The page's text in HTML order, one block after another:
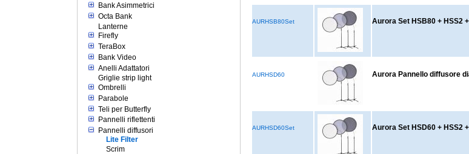
Bank Asimmetrici
Octa Bank
Lanterne
Firefly
TeraBox
Bank Video
Anelli Adattatori
Griglie strip light
Ombrelli
Parabole
Teli per Butterfly
Pannelli riflettenti
Pannelli diffusori
Lite Filter
Scrim
AURHSB80Set Aurora Set HSB80 + HSS2
AURHSD60 Aurora Pannello diffusore
AURHSD60Set Aurora Set HSD60 + HSS2